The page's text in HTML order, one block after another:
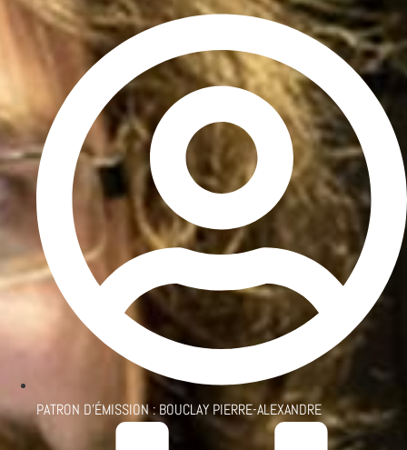
PATRON D'ÉMISSION : BOUCLAY PIERRE-ALEXANDRE